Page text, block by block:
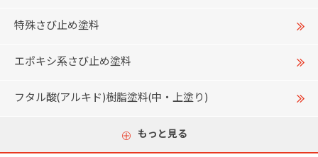
特殊さび止め塗料
エポキシ系さび止め塗料
フタル酸(アルキド)樹脂塗料(中・上塗り)
もっと見る